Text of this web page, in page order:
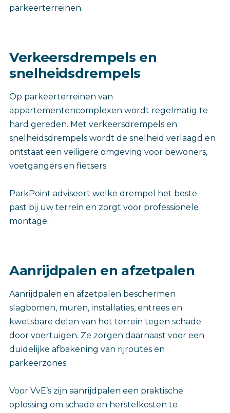
parkeerterreinen.
Verkeersdrempels en
snelheidsdrempels
Op parkeerterreinen van
appartementencomplexen wordt regelmatig te
hard gereden. Met verkeersdrempels en
snelheidsdrempels wordt de snelheid verlaagd en
ontstaat een veiligere omgeving voor bewoners,
voetgangers en fietsers.
ParkPoint adviseert welke drempel het beste
past bij uw terrein en zorgt voor professionele
montage.
Aanrijdpalen en afzetpalen
Aanrijdpalen en afzetpalen beschermen
slagbomen, muren, installaties, entrees en
kwetsbare delen van het terrein tegen schade
door voertuigen. Ze zorgen daarnaast voor een
duidelijke afbakening van rijroutes en
parkeerzones.
Voor VvE’s zijn aanrijdpalen een praktische
oplossing om schade en herstelkosten te